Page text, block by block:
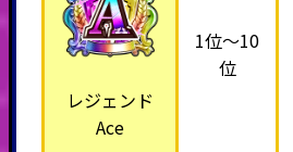
レジェンド
Ace
1位～10
位